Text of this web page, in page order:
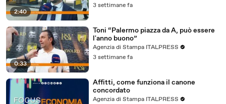
2:40
3 settimane fa
0:33
Toni “Palermo piazza da A, può essere
l'anno buono”
Agenzia di Stampa ITALPRESS
3 settimane fa
Affitti, come funziona il canone
concordato
Agenzia di Stampa ITALPRESS